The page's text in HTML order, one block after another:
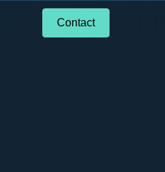
Contact